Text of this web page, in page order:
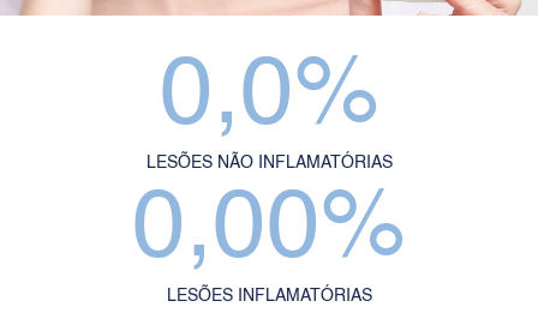
0,0%
LESÕES NÃO INFLAMATÓRIAS
0,00%
LESÕES INFLAMATÓRIAS